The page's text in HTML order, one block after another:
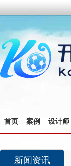
首页 案例 设计师
新闻资讯